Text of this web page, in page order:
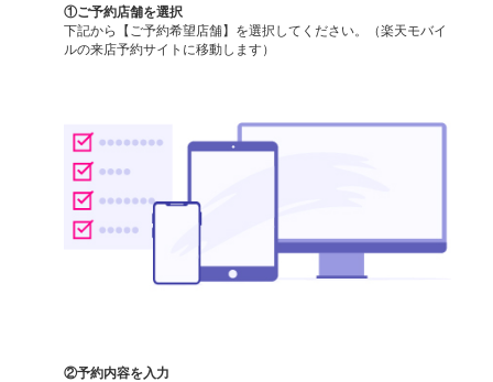
①ご予約店舗を選択
下記から【ご予約希望店舗】を選択してください。（楽天モバイ
ルの来店予約サイトに移動します）
②予約内容を入力